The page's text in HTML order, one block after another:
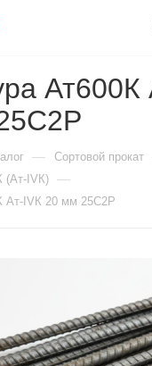
Ат600К
— Сортовой прокат
(Ат-IVК) —
Ат-IVК 20 мм 25С2Р